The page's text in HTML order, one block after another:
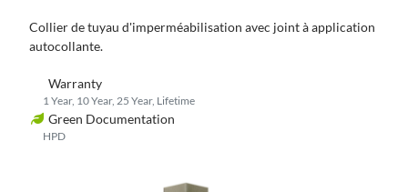
Collier de tuyaud'imperméabilisationavec jointà application
autocollante.
Warranty
1 Year, 10 Year, 25 Year, Lifetime
Green Documentation
HPD